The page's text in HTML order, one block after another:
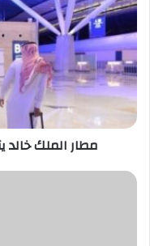
الملك
خالد
يتصدر
قائمة
الأفضل
بأغسطس
مطار الملك
بـ325